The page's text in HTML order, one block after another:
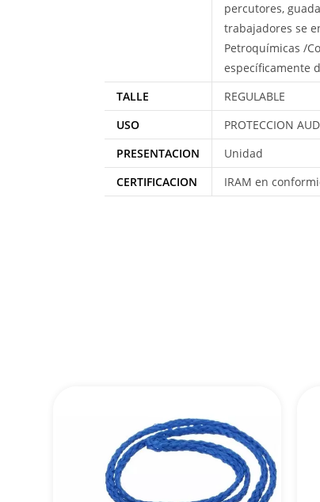
percutores,
trabajadores se
Petroquímicas /
específicamente
TALLE
REGULABLE
USO
PROTECCION
PRESENTACION
Unidad
CERTIFICACION
IRAM en